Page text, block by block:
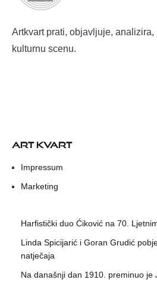
Artkvart prati, objavljuje, analizira,
kulturnu scenu.
ART KVART
Impressum
Marketing
Harfistički duo Ćiković na 70.
Linda Spicijarić i Goran Grudić
natječaja
Na današnji dan 1910. preminuo je